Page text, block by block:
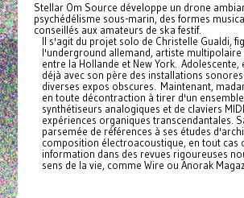
Stellar Om Source développe un drone
psychédélisme sous-marin, des formes
conseillés aux amateurs de ska festif.
Il s'agit du projet solo de Christelle Gualdi,
l'underground allemand, artiste multipolaire
entre la Hollande et New York.
déjà avec son père des installations
diverses expos obscures. Maintenant,
en toute décontraction à tirer d'un
synthétiseurs analogiques et de claviers
expériences organiques transcendantales.
parsemée de références à ses études
composition électroacoustique, en tout cas
information dans des revues rigoureuses
sens de la vie, comme Wire ou Anorak